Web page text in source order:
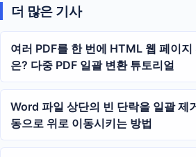
더 많은 기사
여러 PDF를 한 번에 HTML 웹 페이
은? 다중 PDF 일괄 변환 튜토리얼
Word 파일 상단의 빈 단락을 일괄 제
동으로 위로 이동시키는 방법